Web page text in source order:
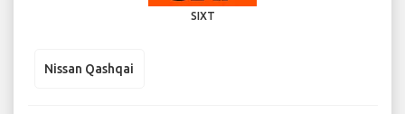
SIXT
Nissan Qashqai